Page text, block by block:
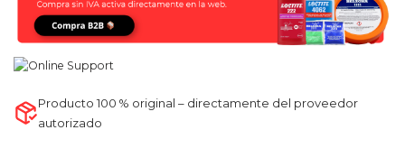
Producto 100 % original – directamente del proveedor
autorizado